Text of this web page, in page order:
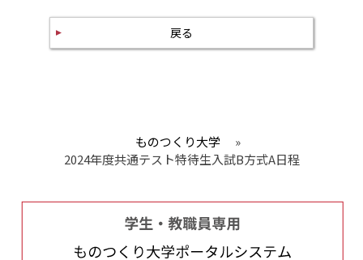
戻る
ものつくり大学
»
2024年度共通テスト特待生入試B方式A日程